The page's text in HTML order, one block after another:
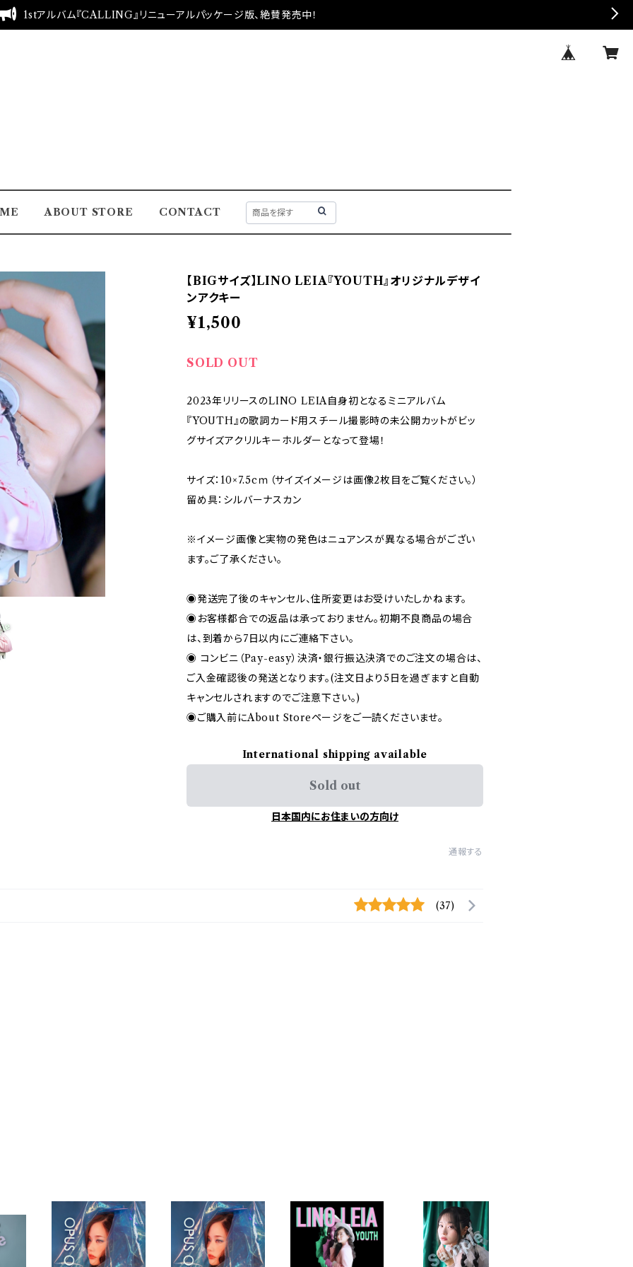
1stアルバム『CALLING』リニューアルパッケージ版、絶賛発売中！
ABOUT STORE CONTACT
【BIGサイズ】LINO LEIA『YOUTH』オリジナルデザイ
ンアクキー
¥1,500
SOLD OUT
2023年リリースのLINO LEIA自身初となるミニアルバム
『YOUTH』の歌詞カード用スチール撮影時の未公開カットがビッ
グサイズアクリルキーホルダーとなって登場！
サイズ：10×7.5cｍ（サイズイメージは画像2枚目をご覧ください。）
留め具：シルバーナスカン
※イメージ画像と実物の発色はニュアンスが異なる場合がござい
ます。ご了承ください。
◉発送完了後のキャンセル、住所変更はお受けいたしかねます。
◉お客様都合での返品は承っておりません。初期不良商品の場合
は、到着から7日以内にご連絡下さい。
◉ コンビニ（Pay-easy）決済・銀行振込決済でのご注文の場合は、
ご入金確認後の発送となります。(注文日より5日を過ぎますと自動
キャンセルされますのでご注意下さい。)
◉ご購入前にAbout Storeページをご一読くださいませ。
International shipping available
Sold out
日本国内にお住まいの方向け
通報する
(37)